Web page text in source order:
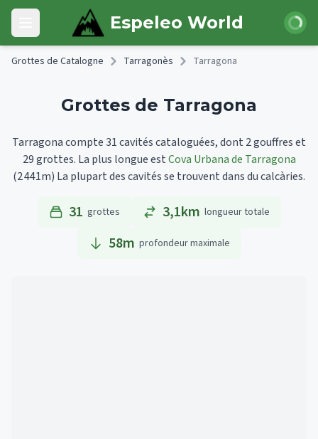
Skip to main content
Open main menu Espeleo World
Grottes de Catalogne Tarragonès Tarragona
Grottes de Tarragona
Tarragona compte 31 cavités cataloguées, dont 2 gouffres et
29 grottes. La plus longue estCova Urbana de Tarragona
(2 441m) La plupart des cavités se trouvent dans du calcàries.
31 grottes 3,1km longueur totale
58m profondeur maximale